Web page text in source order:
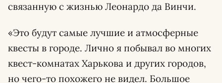
связанную с жизнью Леонардо да Винчи.
«Это будут самые лучшие и атмосферные
квесты в городе. Лично я побывал во многих
квест-комнатах Харькова и других городов,
но чего-то похожего не видел. Большое